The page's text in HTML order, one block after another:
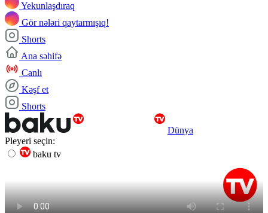
Yekunlaşdıraq
Gör nələri qaytarmışıq!
Shorts
Ana səhifə
Canlı
Kəşf et
Shorts
Dünya
Pleyeri seçin:
baku tv